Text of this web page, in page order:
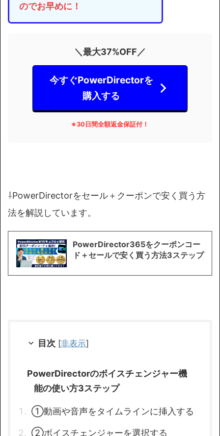
のでお早めに！
＼最大37%OFF／
今すぐPowerDirectorを
購入する
※30日間全額返金保証付！
⇩PowerDirectorをセール＋クーポンで安く買う方
法を解説しています。
PowerDirector365をクーポンコー
ド＋セールで安く買う方法3ステップ
目次 [非表示]
PowerDirectorのボイスチェンジャー機
能の使い方3ステップ
①動画や音声をタイムラインに挿入する
②ボイスチェンジャーを選択する